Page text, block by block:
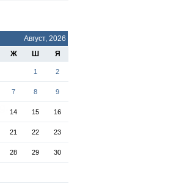
Август, 2026
Ж Ш Я
1 2
7 8 9
14 15 16
21 22 23
28 29 30